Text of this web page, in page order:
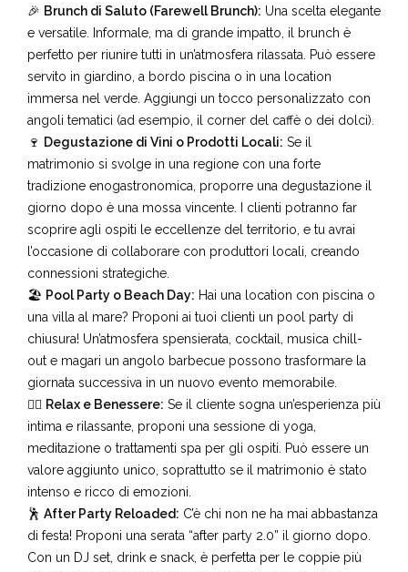
come eventi del giorno dopo:
🎉Brunch di Saluto (Farewell Brunch):Una scelta elegante
e versatile. Informale, ma di grande impatto, il brunch è
perfetto per riunire tutti in un’atmosfera rilassata. Può essere
servito in giardino, a bordo piscina o in una location
immersa nel verde. Aggiungi un tocco personalizzato con
angoli tematici (ad esempio, il corner del caffè o dei dolci).
🍷Degustazione di Vini o Prodotti Locali:Se il
matrimonio si svolge in una regione con una forte
tradizione enogastronomica, proporre una degustazione il
giorno dopo è una mossa vincente. I clienti potranno far
scoprire agli ospiti le eccellenze del territorio, e tu avrai
l’occasione di collaborare con produttori locali, creando
connessioni strategiche.
🏖️Pool Party o Beach Day: Hai una location con piscina o
una villa al mare? Proponi ai tuoi clienti unpool party di
chiusura! Un’atmosfera spensierata, cocktail, musica chill-
out e magari un angolo barbecue possono trasformare la
giornata successiva in un nuovo evento memorabile.
🧘‍♀️Relax e Benessere:Se il cliente sogna un’esperienza più
intima e rilassante, proponi una sessione di yoga,
meditazione o trattamenti spa per gli ospiti. Può essere un
valore aggiunto unico, soprattutto se il matrimonio è stato
intenso e ricco di emozioni.
🕺After Party Reloaded:C’è chi non ne ha mai abbastanza
di festa! Proponi una serata “after party 2.0” il giorno dopo.